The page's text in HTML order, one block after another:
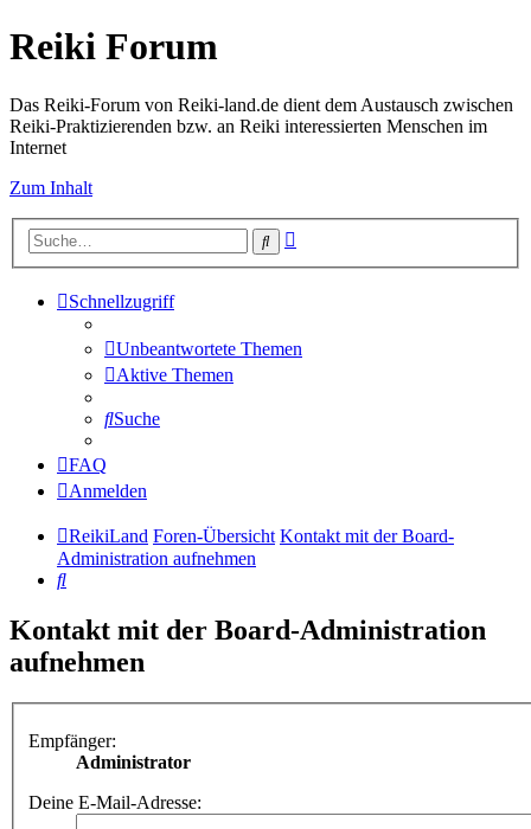
Reiki Forum
Das Reiki-Forum von Reiki-land.de dient dem Austausch zwischen
Reiki-Praktizierenden bzw. an Reiki interessierten Menschen im
Internet
Zum Inhalt
Suche
Schnellzugriff
Unbeantwortete Themen
Aktive Themen
Suche
FAQ
Anmelden
ReikiLand Foren-Übersicht Kontakt mit der Board-
Administration aufnehmen
Suche
Kontakt mit der Board-Administration
aufnehmen
Empfänger:
Administrator
Deine E-Mail-Adresse: